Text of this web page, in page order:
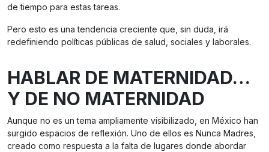
de tiempo para estas tareas.
Pero esto es una tendencia creciente que, sin duda, irá
redefiniendo políticas públicas de salud, sociales y laborales.
HABLAR DE MATERNIDAD…
Y DE NO MATERNIDAD
Aunque no es un tema ampliamente visibilizado, en México han
surgido espacios de reflexión. Uno de ellos es Nunca Madres,
creado como respuesta a la falta de lugares donde abordar